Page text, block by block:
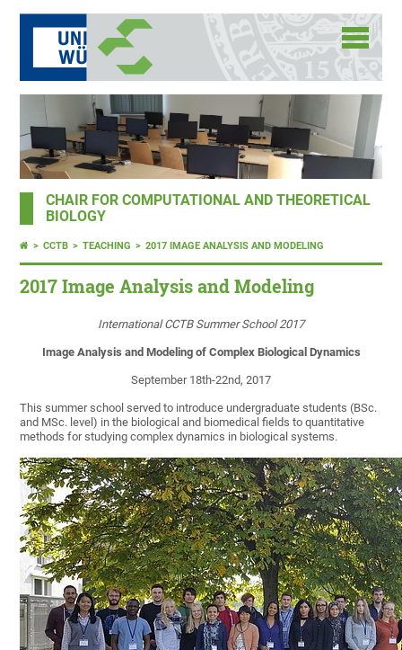
CHAIR FOR COMPUTATIONAL AND THEORETICAL
BIOLOGY
CCTB TEACHING 2017 IMAGE ANALYSIS AND MODELING
2017 Image Analysis and Modeling
International CCTB Summer School 2017
Image Analysis and Modeling of Complex Biological Dynamics
September 18th-22nd, 2017
This summer school served to introduce undergraduate students (BSc.
and MSc. level) in the biological and biomedical fields to quantitative
methods for studying complex dynamics in biological systems.